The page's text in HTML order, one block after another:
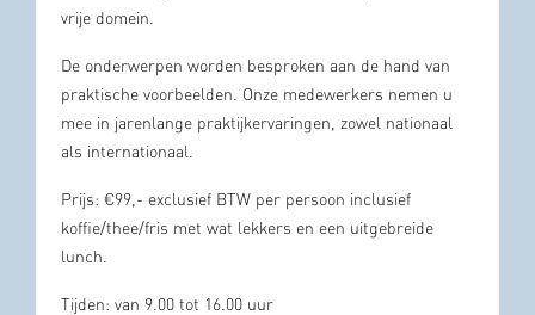
vrije domein.
De onderwerpen worden besproken aan de hand van
praktische voorbeelden. Onze medewerkers nemen u
mee in jarenlange praktijkervaringen, zowel nationaal
als internationaal.
Prijs: €99,- exclusief BTW per persoon inclusief
koffie/thee/fris met wat lekkers en een uitgebreide
lunch.
Tijden: van 9.00 tot 16.00 uur